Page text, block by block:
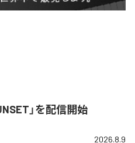
」を配信開始
2026.8.9